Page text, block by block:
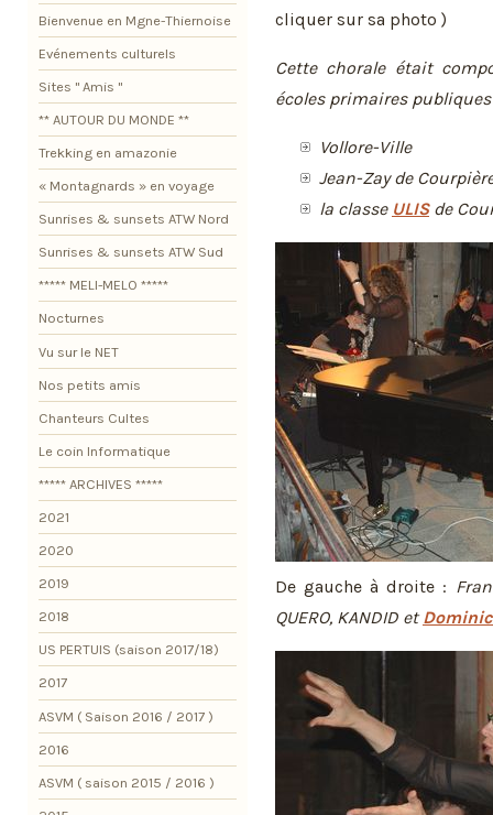
cliquer sur sa photo )
Cette chorale était
écoles primaires publiques
Vollore-Ville
Jean-Zay de
la classe ULISde
De gauche à droite :
QUERO, KANDID etDominic
Bienvenue en Mgne-Thiernoise
Evénements culturels
Sites " Amis "
** AUTOUR DU MONDE **
Trekking en amazonie
« Montagnards » en voyage
Sunrises & sunsets ATW Nord
Sunrises & sunsets ATW Sud
***** MELI-MELO *****
Nocturnes
Vu sur le NET
Nos petits amis
Chanteurs Cultes
Le coin Informatique
***** ARCHIVES *****
2021
2020
2019
2018
US PERTUIS (saison 2017/18)
2017
ASVM ( Saison 2016 / 2017 )
2016
ASVM ( saison 2015 / 2016 )